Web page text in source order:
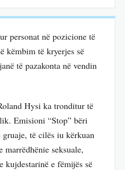
personat në pozicione të
këmbim të kryerjes së
të pazakonta në vendin
Hysi ka tronditur të
Emisioni “Stop” bëri
të cilës iu kërkuan
seksuale,
kujdestarinë e fëmijës së